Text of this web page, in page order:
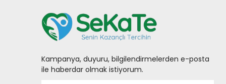
Laktofit
LIPOZONE
MARY HELENA
Matriks
MENARINI
Kampanya, duyuru, bilgilendirmelerden e-posta
ile haberdar olmak istiyorum.